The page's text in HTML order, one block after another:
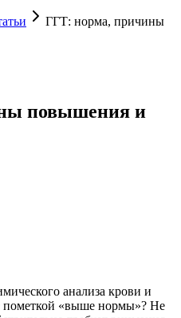
ГГТ: норма, причины
повышения и
анализа крови и
пометкой «выше нормы»? Не